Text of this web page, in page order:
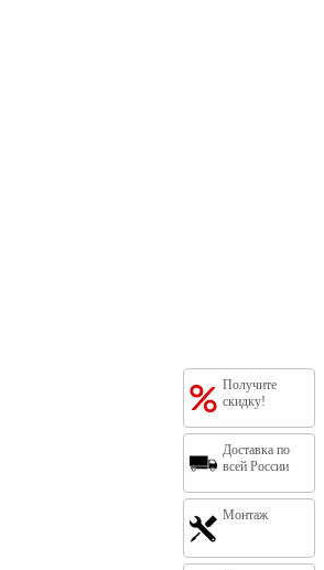
Получите
скидку!
Доставка по
всей России
Монтаж